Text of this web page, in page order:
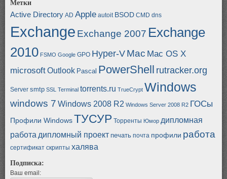
Метки
Active Directory AD Apple autoit BSOD CMD dns
Exchange Exchange 2007 Exchange
2010 FSMO Google GPO Hyper-V Mac Mac OS X
microsoftOutlook Pascal PowerShell rutracker.org
Server smtp SSL Terminal torrents.ru TrueCrypt Windows
windows 7 Windows 2008 R2 Windows Server 2008 R2 ГОСы
Профили WindowsТУСУР Торренты Юмор дипломная
работа дипломный проект печать почта профили работа
сертификат скрипты халява
Подписка:
Ваш email: